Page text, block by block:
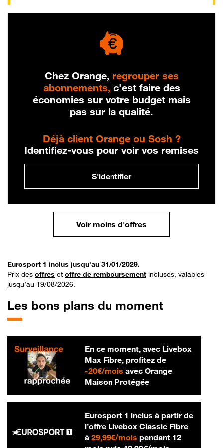
Chez Orange, regrouper ses
abonnements, c'est faire des
économies sur votre budget mais
pas sur la qualité.
Déjà client Orange ou Sosh ?
Identifiez-vous pour voir vos remises
S'identifier
Voir moins d'offres
Eurosport 1 inclus jusqu'au 31/01/2029.
Prix des offres et offre de remboursement incluses, valables
jusqu’au 19/08/2026.
Les bons plans du moment
En ce moment, avec Livebox
Max Fibre, profitez de
-20€/mois20 € par mois
avec Orange
Maison Protégée
Eurosport 1 inclus à partir de
l’offre Livebox Classic Fibre
à 29,99€/mois29,99 € par mois
pendant 12